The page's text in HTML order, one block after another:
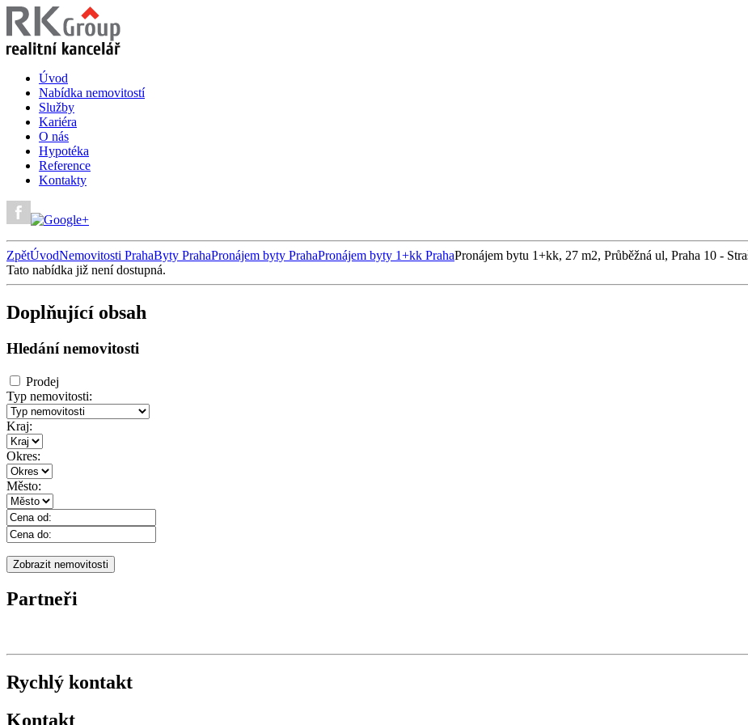
Úvod
Nabídka nemovitostí
Služby
Kariéra
O nás
Hypotéka
Reference
Kontakty
ZpětÚvodNemovitosti PrahaByty PrahaPronájem byty PrahaPronájem byty 1+kk PrahaPronájem bytu 1+kk, 27 m2, Průběžná ul, Praha 10 -
Tato nabídka již není dostupná.
Doplňující obsah
Hledání nemovitosti
Prodej
Typ nemovitosti:
Kraj:
Okres:
Město:
Partneři
Rychlý kontakt
Kontakt